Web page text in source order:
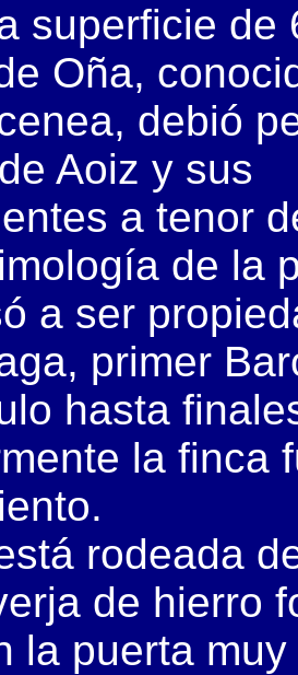
superficie de
Oña,
debió
Aoiz y sus
a tenor
de la
a ser
primer
hasta
la finca
rodeada
de hierro
la puerta